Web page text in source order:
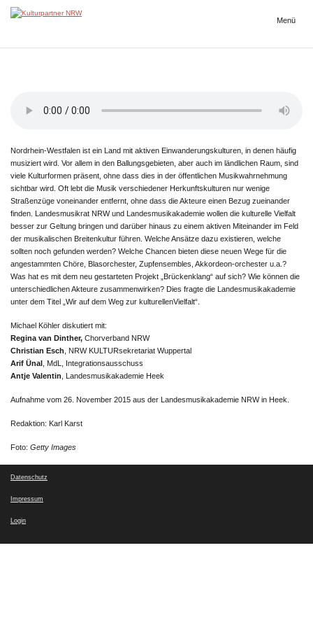
Inhalt
NRW
Menü
Nordrhein-Westfalen ist ein Land mit aktiven Einwanderungskulturen, in denen häufig
musiziert wird. Vor allem in den Ballungsgebieten, aber auch im ländlichen Raum, sind
viele Kulturformen präsent, ohne dass dies in der öffentlichen Musikwahrnehmung
sichtbar wird. Oft lebt die Musik verschiedener Herkunftskulturen nur wenige
Straßenzüge voneinander entfernt, ohne dass die Akteure einen Bezug zueinander
finden. Landesmusikrat NRW und Landesmusikakademie wollen die kulturelle Vielfalt
besser zur Geltung bringen und darüber hinaus zu einem aktiven Miteinander im Feld
der musikalischen Breitenkultur führen. Welche Ansätze dazu existieren, welche
sollten noch gefunden werden? Welche Chancen bieten diese neuen Wege für die
angestammten Chöre, Blasorchester, Zupfensembles, Akkordeon-orchester u.a.?
Was hat es mit dem neu gestarteten Projekt „Brückenklang“ auf sich? Wie können die
unterschiedlichen Akteure zusammenwirken? Dies fragte die Landesmusikakademie
unter dem Titel „Wir auf dem Weg zur kulturellenVielfalt“.
Michael Köhler diskutiert mit:
Regina van Dinther, Chorverband NRW
Christian Esch , NRW KULTURsekretariat Wuppertal
Arif Ünal , MdL, Integrationsausschuss
Antje Valentin , Landesmusikakademie Heek
Aufnahme vom 26. November 2015 aus der Landesmusikakademie NRW in Heek.
Redaktion: Karl Karst
Foto: Getty Images
Datenschutz
Impressum
Login